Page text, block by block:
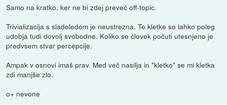
Samo na kratko, ker ne bi zdej preveč off-topic.
Trivializacija s sladoledom je neustrezna. Te kletke so lahko poleg
udobja tudi dovolj svobodne. Koliko se človek počuti utesnjeno je
predvsem stvar percepcije.
Ampak v osnovi imaš prav. Med več nasilja in "kletko" se mi kletka
zdi manjše zlo.
o+ nevone